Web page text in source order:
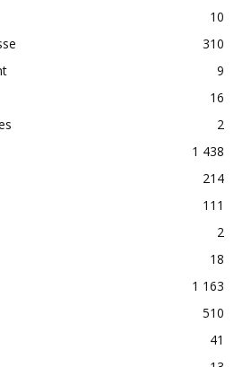
10
310
9
16
2
1 438
214
111
2
18
1 163
510
41